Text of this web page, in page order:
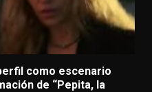
como escenario
de “Pepita, la